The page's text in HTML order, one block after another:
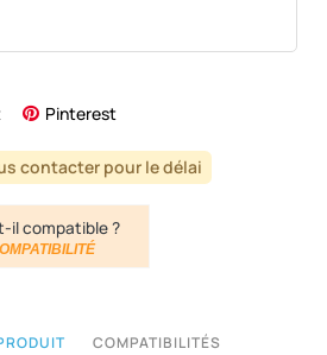
Pinterest
contacter pour le délai
il compatible ?
COMPATIBILITÉS